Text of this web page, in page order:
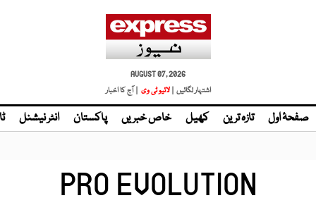
AUGUST 07, 2026
اشتہار لگائیں | لائیو ٹی وی | آج کا اخبار
صفحۂ اول تازہ ترین کھیل خاص خبریں پاکستان انٹر نیشنل
PRO EVOLUTION